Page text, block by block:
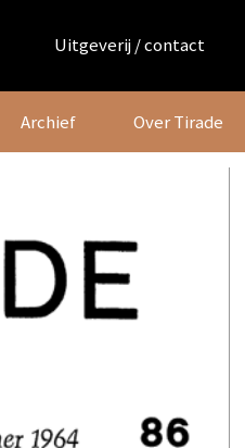
Uitgeverij / contact
Archief Over Tirade